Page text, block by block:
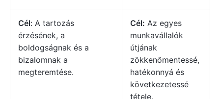
Cél: A tartozás
érzésének, a
boldogságnak és a
bizalomnak a
megteremtése.
Cél: Az egyes
munkavállalók
útjának
zökkenőmentessé,
hatékonnyá és
következetessé
tétele.